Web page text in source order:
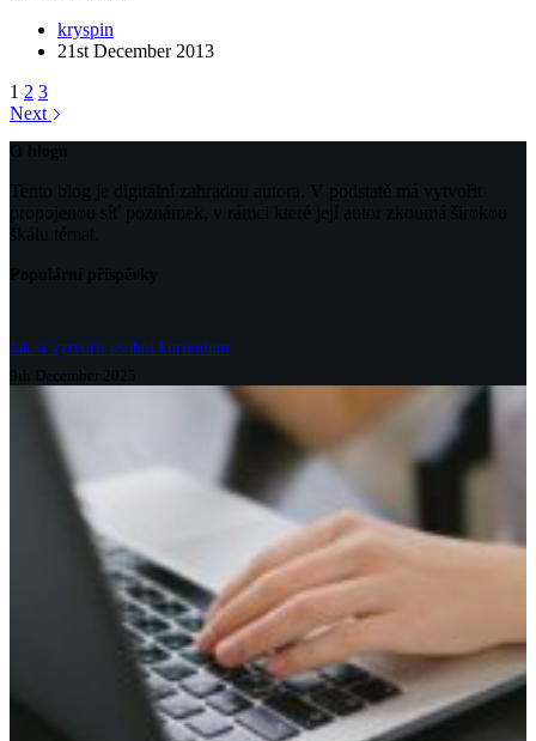
kryspin
21st December 2013
1 2 3
Next
O blogu
Tento blog je digitální zahradou autora. V podstatě má vytvořit
propojenou síť poznámek, v rámci které její autor zkoumá širokou
škálu témat.
Populární příspěvky
Jak si vytvořit osobní kurikulum
9th December 2025